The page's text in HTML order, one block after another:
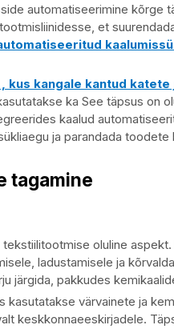
automatiseerimine kõrge
et
kus kangale kantud
ka See täpsus on
kaalud
ja parandada toodete
tagamine
oluline
ladustamisele ja
järgida, pakkudes
värvainete ja
keskkonnaeeskirjadele.